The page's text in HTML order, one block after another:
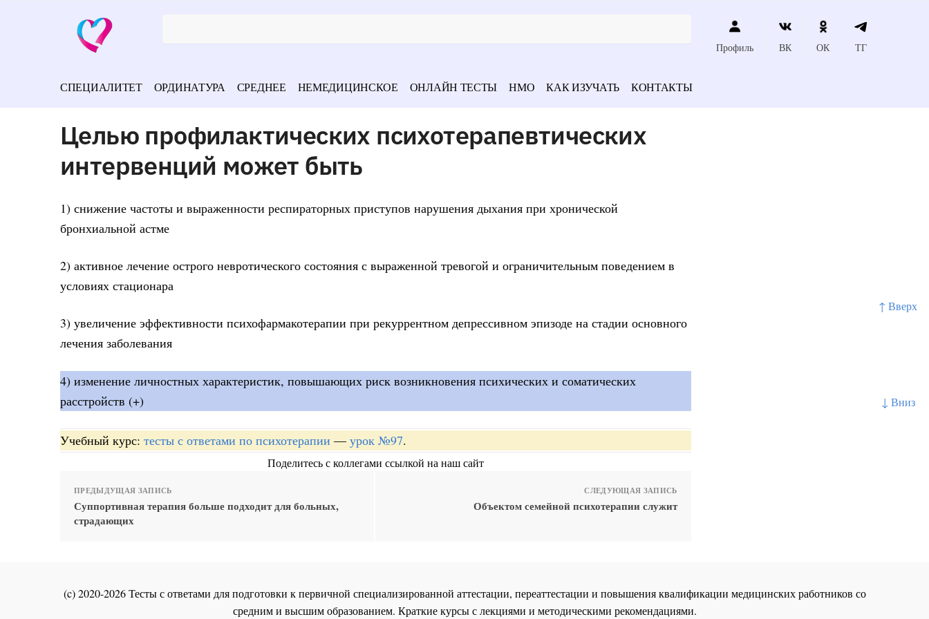
↑ Вверх
↓ Вниз
Профиль ВК ОК ТГ
СПЕЦИАЛИТЕТ ОРДИНАТУРА СРЕДНЕЕ НЕМЕДИЦИНСКОЕ ОНЛАЙН ТЕСТЫ НМО КАК ИЗУЧАТЬ КОНТАКТЫ
Целью профилактических психотерапевтических
интервенций может быть
1) снижение частоты и выраженности респираторных приступов нарушения дыхания при хронической
бронхиальной астме
2) активное лечение острого невротического состояния с выраженной тревогой и ограничительным поведением в
условиях стационара
3) увеличение эффективности психофармакотерапии при рекуррентном депрессивном эпизоде на стадии основного
лечения заболевания
4) изменение личностных характеристик, повышающих риск возникновения психических и соматических
расстройств (+)
Учебный курс: тесты с ответами по психотерапии — урок №97.
Поделитесь с коллегами ссылкой на наш сайт
ПРЕДЫДУЩАЯ ЗАПИСЬ
Суппортивная терапия больше подходит для больных,
страдающих
СЛЕДУЮЩАЯ ЗАПИСЬ
Объектом семейной психотерапии служит
(c) 2020-2026 Тесты с ответами для подготовки к первичной специализированной аттестации, переаттестации и повышения квалификации медицинских работников со
средним и высшим образованием. Краткие курсы с лекциями и методическими рекомендациями.